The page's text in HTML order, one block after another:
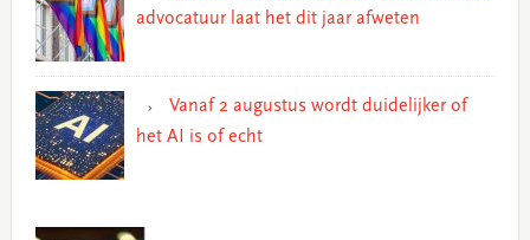
advocatuur laat het dit jaar afweten
Vanaf 2 augustus wordt duidelijker of
het AI is of echt